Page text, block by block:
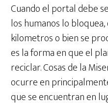
Cuando el portal debe
los humanos lo
kilometros o bien se
es la forma en que el
reciclar. Cosas de la
ocurre en
que se encuentran en